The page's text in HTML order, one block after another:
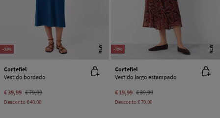
-50% NEW
Cortefiel
Vestido bordado
€ 39,99 € 79,99
Desconto€ 40,00
-78% NEW
Cortefiel
Vestido largo estampado
€ 19,99 € 89,99
Desconto€ 70,00